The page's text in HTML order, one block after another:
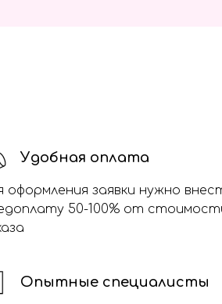
Удобная оплата
оформления заявки нужно
50-100% от
Опытные специалисты